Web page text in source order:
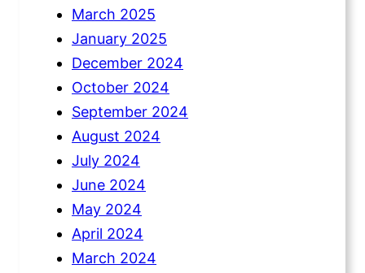
March 2025
January 2025
December 2024
October 2024
September 2024
August 2024
July 2024
June 2024
May 2024
April 2024
March 2024